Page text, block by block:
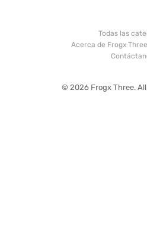
Todas las
Acerca de Frogx Three
© 2026 Frogx Three.